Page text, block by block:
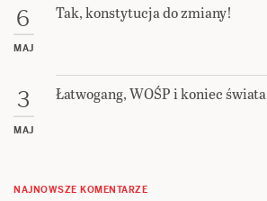
6
MAJ
Tak, konstytucja do zmiany!
3
MAJ
Łatwogang, WOŚP i koniec świata
NAJNOWSZE KOMENTARZE